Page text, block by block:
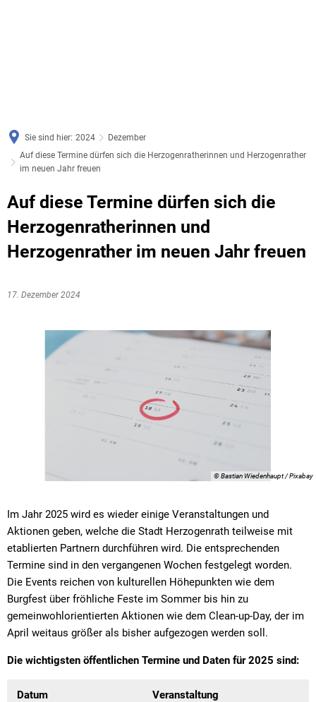
Sie sind hier: 2024
Dezember
Auf diese Termine dürfen sich die Herzogenratherinnen und Herzogenrather
im neuen Jahr freuen
Auf diese Termine dürfen sich die
Herzogenratherinnen und
Herzogenrather im neuen Jahr freuen
17. Dezember 2024
© Bastian Wiedenhaupt / Pixabay
Im Jahr 2025 wird es wieder einige Veranstaltungen und
Aktionen geben, welche die Stadt Herzogenrath teilweise mit
etablierten Partnern durchführen wird. Die entsprechenden
Termine sind in den vergangenen Wochen festgelegt worden.
Die Events reichen von kulturellen Höhepunkten wie dem
Burgfest über fröhliche Feste im Sommer bis hin zu
gemeinwohlorientierten Aktionen wie dem Clean-up-Day, der im
April weitaus größer als bisher aufgezogen werden soll.
Die wichtigsten öffentlichen Termine und Daten für 2025 sind:
Datum Veranstaltung